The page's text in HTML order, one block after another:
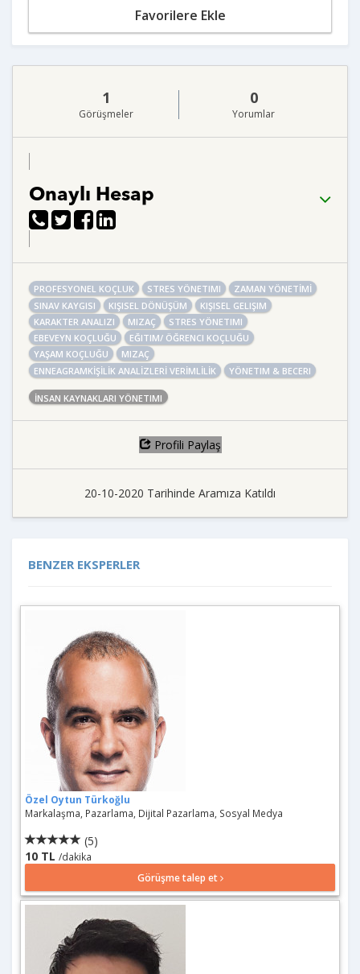
Favorilere Ekle
1
Görüşmeler
0
Yorumlar
Onaylı Hesap
PROFESYONEL KOÇLUK STRES YÖNETIMI
ZAMAN YÖNETİMİ
SINAV KAYGISI
KIŞISEL DÖNÜŞÜM
KIŞISEL GELIŞIM
KARAKTER ANALIZI
MIZAÇ
STRES YÖNETIMI
EBEVEYN KOÇLUĞU
EĞITIM/ ÖĞRENCI KOÇLUĞU
YAŞAM KOÇLUĞU
MIZAÇ
ENNEAGRAMKİŞİLİK ANALİZLERİ VERİMLİLİK
YÖNETIM & BECERI
İNSAN KAYNAKLARI YÖNETIMI
Profili Paylaş
20-10-2020 Tarihinde Aramıza Katıldı
BENZER EKSPERLER
Özel Oytun Türkoğlu
Markalaşma, Pazarlama, Dijital Pazarlama, Sosyal Medya
(5)
10 TL /dakika
Görüşme talep et